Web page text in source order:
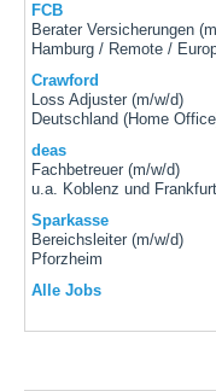
FCB
Berater Versicherungen
Hamburg / Remote /
Crawford
Loss Adjuster (m/w/d)
Deutschland (Home
deas
Fachbetreuer (m/w/d)
u.a. Koblenz und
Sparkasse
Bereichsleiter (m/w/d)
Pforzheim
Alle Jobs